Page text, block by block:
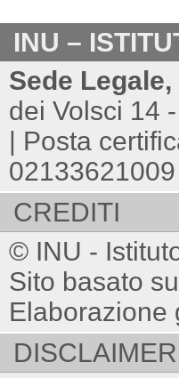
INU –
Sede
dei Volsci 14
| Posta
02133621009
CREDITI
© INU -
Sito basato su
Elaborazione
DISCLAIMER